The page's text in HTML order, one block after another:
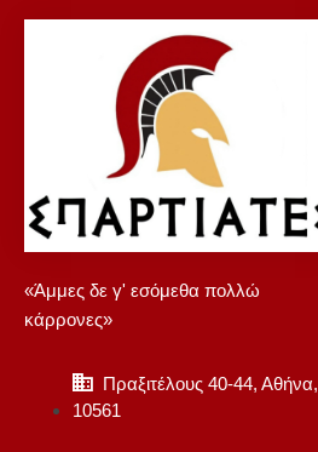
«Άμμες δε γ' εσόμεθα πολλώ
κάρρονες»
Πραξιτέλους 40-44, Αθήνα,
10561